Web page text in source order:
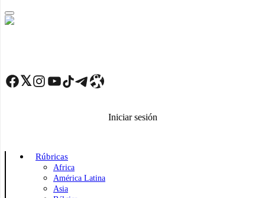
Skip
to
Facebook Twitter Instagram YouTube TikTok Telegram Enlace
Iniciar sesión
Rúbricas
Africa
América Latina
Asia